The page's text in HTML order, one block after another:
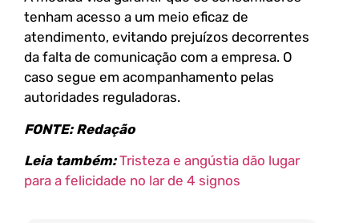
tenham acesso a um meio eficaz de
atendimento, evitando prejuízos decorrentes
da falta de comunicação com a empresa. O
caso segue em acompanhamento pelas
autoridades reguladoras.
FONTE: Redação
Leia também: Tristeza e angústia dão lugar
para a felicidade no lar de 4 signos